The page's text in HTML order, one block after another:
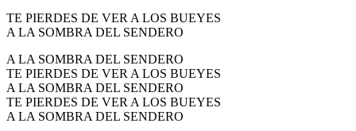
TE PIERDES DE VER A LOS BUEYES
A LA SOMBRA DEL SENDERO
A LA SOMBRA DEL SENDERO
TE PIERDES DE VER A LOS BUEYES
A LA SOMBRA DEL SENDERO
TE PIERDES DE VER A LOS BUEYES
A LA SOMBRA DEL SENDERO